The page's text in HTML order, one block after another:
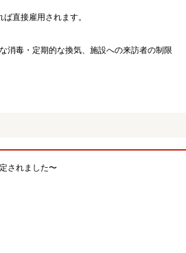
直接雇用されます。
消毒・定期的な換気、施設への来訪者の制限
されました〜